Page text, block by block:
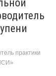
практики